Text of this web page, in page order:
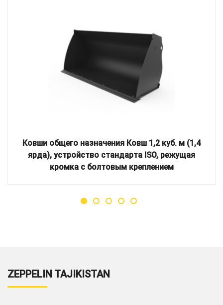
Ковши общего назначения Ковш 1,2 куб. м (1,4
ярда), устройство стандарта ISO, режущая
кромка с болтовым креплением
ZEPPELIN TAJIKISTAN